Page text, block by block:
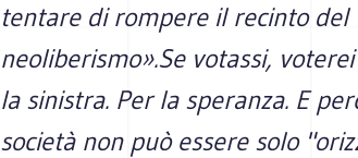
tentare di rompere il recinto del
neoliberismo».Se votassi,
la sinistra. Per la speranza. E
società non può essere solo